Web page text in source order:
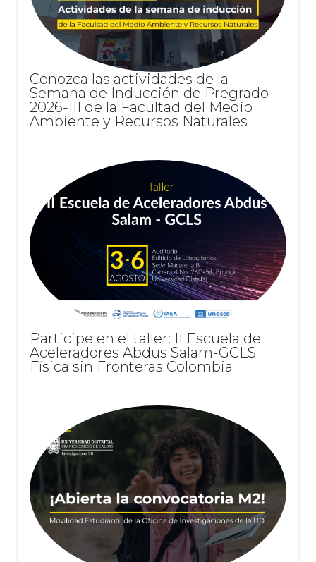
Conozca las actividades de la
Semana de Inducción de Pregrado
2026-III de la Facultad del Medio
Ambiente y Recursos Naturales
Participe en el taller: II Escuela de
Aceleradores Abdus Salam-GCLS
Física sin Fronteras Colombia